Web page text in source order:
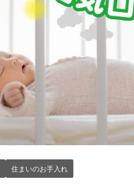
住まいのお手入れ